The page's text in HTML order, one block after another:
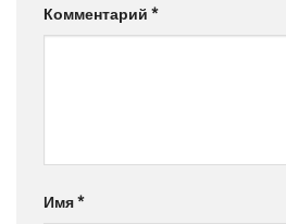
Комментарий *
Имя*